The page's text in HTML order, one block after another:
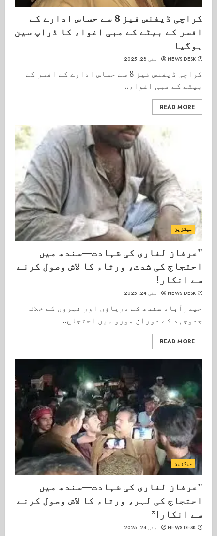
کراچی ڈیفنس فیز 8 سے حساس ادارے کے
افسر کے بیٹے کے مبی اغواء کا ڈراپ سین
ہوگیا
NEWS DESK مئی 28, 2025
کراچی ڈیفنس فیز 8 سے حساس ادارے کے افسر کے
بیٹے کے مبی اغواء...
READ MORE
میگزین
"عرفان لغاری کی شہادت—سندھ میں
احتجاج کی شدت، ورثاء کا لاش وصول کرنے
سے انکار!
NEWS DESK مئی 24, 2025
حیدرآباد سندھ کے دریاؤں اور نہروں کے خلاف
جدوجہد کے دوران مورو میں احتجاج...
READ MORE
میگزین
"عرفان لغاری کی شہادت—سندھ میں
احتجاج کی لہر، ورثاء کا لاش وصول کرنے
سے انکار!”
NEWS DESK مئی 24, 2025